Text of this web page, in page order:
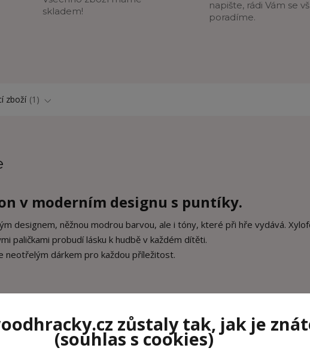
skladem!
napište, rádi Vám se
poradíme.
zboží 1
v moderním designu s puntíky.
designem, něžnou modrou barvou, ale i tóny, které při hře vydává.
paličkami probudí lásku k hudbě v každém dítěti.
dárkem pro každou příležitost.
zůstaly tak, jak je
(souhlas s cookies)